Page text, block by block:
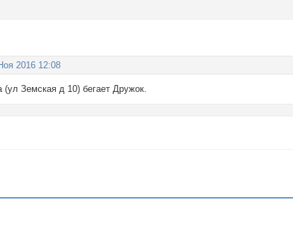
2016 12:08
Земская д 10) бегает Дружок.